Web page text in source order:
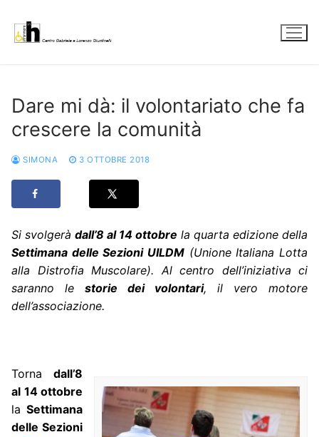
contenuto
Dare mi dà: il volontariato che fa
crescere la comunità
SIMONA 3 OTTOBRE 2018
Si svolgerà dall’8 al 14 ottobre la quarta edizione della
Settimana delle Sezioni UILDM (Unione Italiana Lotta
alla Distrofia Muscolare). Al centro dell’iniziativa ci
saranno le storie dei volontari, il vero motore
dell’associazione.
Torna dall’8
al 14 ottobre
la Settimana
delle Sezioni